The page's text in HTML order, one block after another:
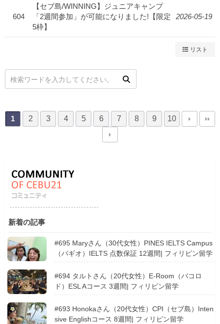
604
【セブ島/WINNING】ジュニアキャンプ
「2週間参加」が可能になりました!【限定
5枠】
2026-05-19
リスト
1 2 3 4 5 6 7 8 9 10
新着の記事
#695 Maryさん（30代女性）PINES IELTS Campus
（バギオ）IELTS 点数保証 12週間| フィリピン留学
#694 タルトさん（20代女性）E-Room（バコロ
ド）ESL Aコース 3週間| フィリピン留学
#693 Honokaさん（20代女性）CPI（セブ島）Inten
sive Englishコース 8週間| フィリピン留学